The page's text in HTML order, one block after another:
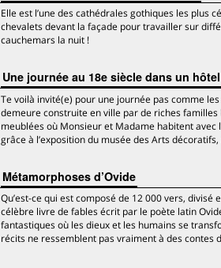
Elle est l’une des cathédrales gothiques les plus
chevalets devant la façade pour travailler sur
cauchemars la nuit !
Une journée au 18e siècle dans un
Te voilà invité(e) pour une journée pas comme
demeure construite en ville par de riches
meublées où Monsieur et Madame habitent
grâce à l’exposition du musée des Arts décoratifs,
Métamorphoses d’Ovide
Qu’est-ce qui est composé de 12 000 vers,
célèbre livre de fables écrit par le poète latin
fantastiques où les dieux et les humains se
récits ne ressemblent pas vraiment à des contes